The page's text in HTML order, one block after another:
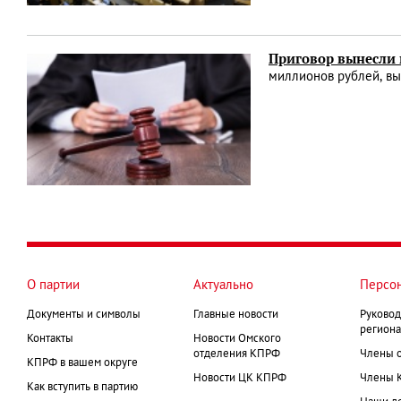
Приговор вынесли
миллионов рублей,
О партии
Документы и символы
Контакты
КПРФ в вашем округе
Как вступить в партию
Актуально
Главные новости
Новости Омского
отделения КПРФ
Новости ЦК КПРФ
Члены
Члены